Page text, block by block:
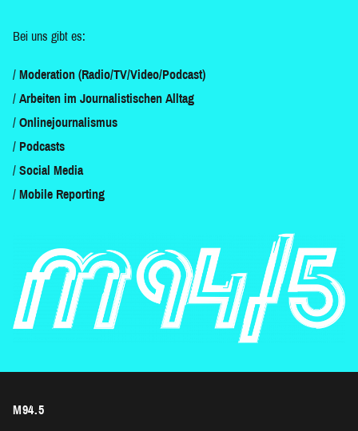
Bei uns gibt es:
Moderation (Radio/TV/Video/Podcast)
Arbeiten im Journalistischen Alltag
Onlinejournalismus
Podcasts
Social Media
Mobile Reporting
M94.5